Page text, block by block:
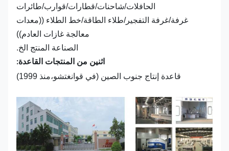
الحافلات/شاحنات/قطارات/قوارب/طائرات
غرفة/غرفة التفجير/طلاء الطاقة/خط الطلاء ((معدات
معالجة غازات العادم))
الصناعة المنتج الخ.
اثنين من المنتجات القاعدة:
قاعدة إنتاج جنوب الصين (في قوانغتشو،منذ 1999)